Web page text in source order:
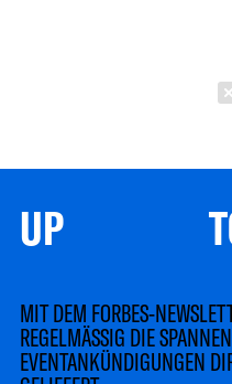
UP
MIT DEM FORBES-
REGELMÄSSIG DIE
EVENTANKÜNDIGUNGEN